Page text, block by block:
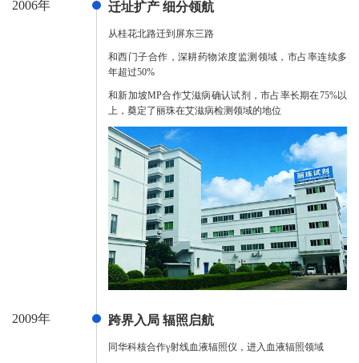
2006年 迁址扩产 细分领航
从桂花北路迁到屏东三路
和西门子合作，深耕药物浓度监测领域，市占率连续多
年超过50%
和新加坡MP合作艾滋病确认试剂，市占率长期在75%以
上，奠定了丽珠在艾滋病检测领域的地位
2009年 跨界入局 辐照启航
同华科核合作γ射线血液辐照仪，进入血液辐照领域